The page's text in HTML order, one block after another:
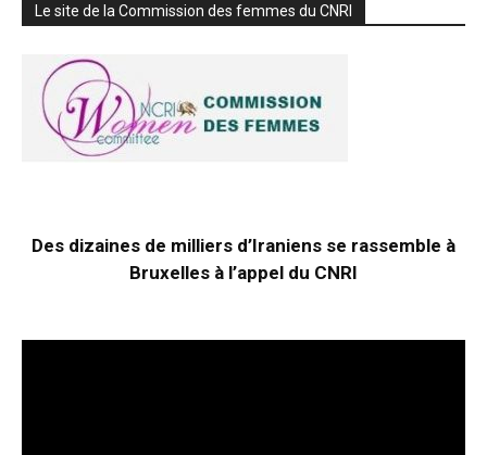
Le site de la Commission des femmes du CNRI
Des dizaines de milliers d’Iraniens se rassemble à
Bruxelles à l’appel du CNRI